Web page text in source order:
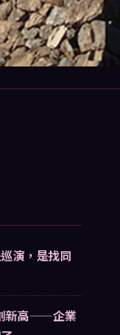
演，是找同
新高——企業